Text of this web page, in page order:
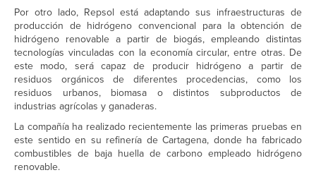
Por otro lado, Repsol está adaptando sus infraestructuras de
producción de hidrógeno convencional para la obtención de
hidrógeno renovable a partir de biogás, empleando distintas
tecnologías vinculadas con la economía circular, entre otras. De
este modo, será capaz de producir hidrógeno a partir de
residuos orgánicos de diferentes procedencias, como los
residuos urbanos, biomasa o distintos subproductos de
industrias agrícolas y ganaderas.
La compañía ha realizado recientemente las primeras pruebas en
este sentido en su refinería de Cartagena, donde ha fabricado
combustibles de baja huella de carbono empleado hidrógeno
renovable.